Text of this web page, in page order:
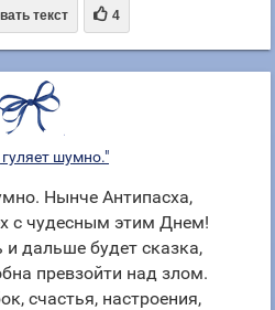
текст  4
шумно."
Нынче Антипасха,
с чудесным этим Днем!
и дальше будет сказка,
превзойти над злом.
счастья, настроения,